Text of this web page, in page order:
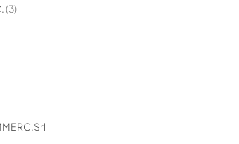
3
elementi